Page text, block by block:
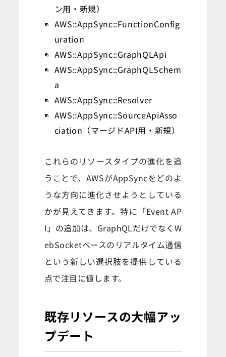
ン用・新規）
AWS::AppSync::FunctionConfig
uration
AWS::AppSync::GraphQLApi
AWS::AppSync::GraphQLSchem
a
AWS::AppSync::Resolver
AWS::AppSync::SourceApiAsso
ciation（マージドAPI用・新規）
これらのリソースタイプの進化を追
うことで、AWSがAppSyncをどのよ
うな方向に進化させようとしている
かが見えてきます。特に「Event AP
I」の追加は、GraphQLだけでなくW
ebSocketベースのリアルタイム通信
という新しい選択肢を提供している
点で注目に値します。
既存リソースの大幅アッ
プデート